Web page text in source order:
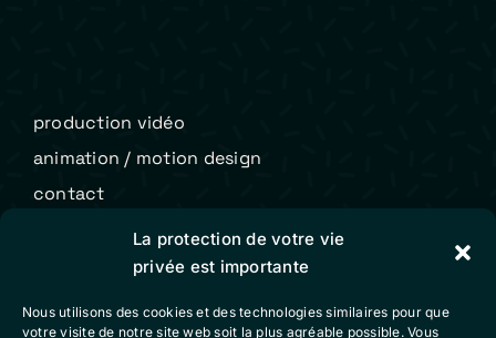
La protection de votre vie
privée est importante
Nous utilisons des cookies et des technologies similaires pour que
votre visite de notre site web soit la plus agréable possible. Vous
production vidéo
animation / motion design
contact
Colibri Vidéo
mentions légales